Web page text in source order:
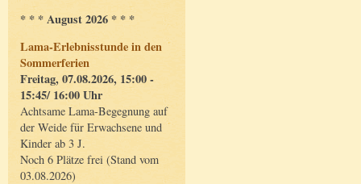
* * * August 2026 * * *
Lama-Erlebnisstunde in den
Sommerferien
Freitag, 07.08.2026, 15:00 -
15:45/ 16:00 Uhr
Achtsame Lama-Begegnung auf
der Weide für Erwachsene und
Kinder ab 3 J.
Noch 6 Plätze frei (Stand vom
03.08.2026)